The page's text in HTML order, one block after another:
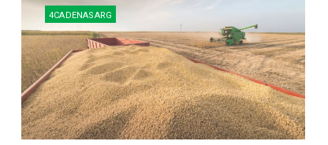
4CADENASARG